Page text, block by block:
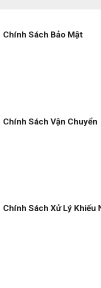
Chính Sách Bảo Mật
Chính Sách Vận Chuyển
Chính Sách Xử Lý Khiếu